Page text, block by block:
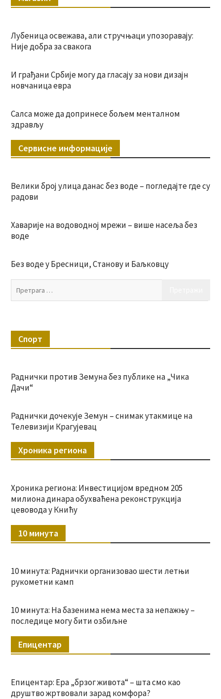
Лубеница освежава, али стручњаци упозоравају:
Није добра за свакога
И грађани Србије могу да гласају за нови дизајн
новчаница евра
Салса може да допринесе бољем менталном
здрављу
Сервисне информације
Велики број улица данас без воде – погледајте где су
радови
Хаварије на водоводној мрежи – више насеља без
воде
Без воде у Бресници, Станову и Баљковцу
Спорт
Раднички против Земуна без публике на „Чика
Дачи“
Раднички дочекује Земун – снимак утакмице на
Телевизији Крагујевац
Хроника региона
Хроника региона: Инвестицијом вредном 205
милиона динара обухваћена реконструкција
цевовода у Книћу
10 минута
10 минута: Раднички организовао шести летњи
рукометни камп
10 минута: На базенима нема места за непажњу –
последице могу бити озбиљне
Епицентар
Епицентар: Ера „брзог живота“ – шта смо као
друштво жртвовали зарад комфора?